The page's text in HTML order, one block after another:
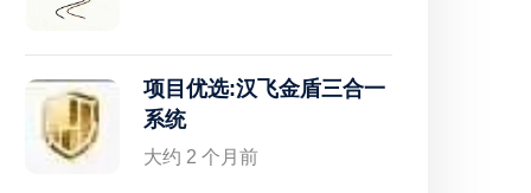
项目优选:汉飞金盾三合一
系统
大约 2 个月前